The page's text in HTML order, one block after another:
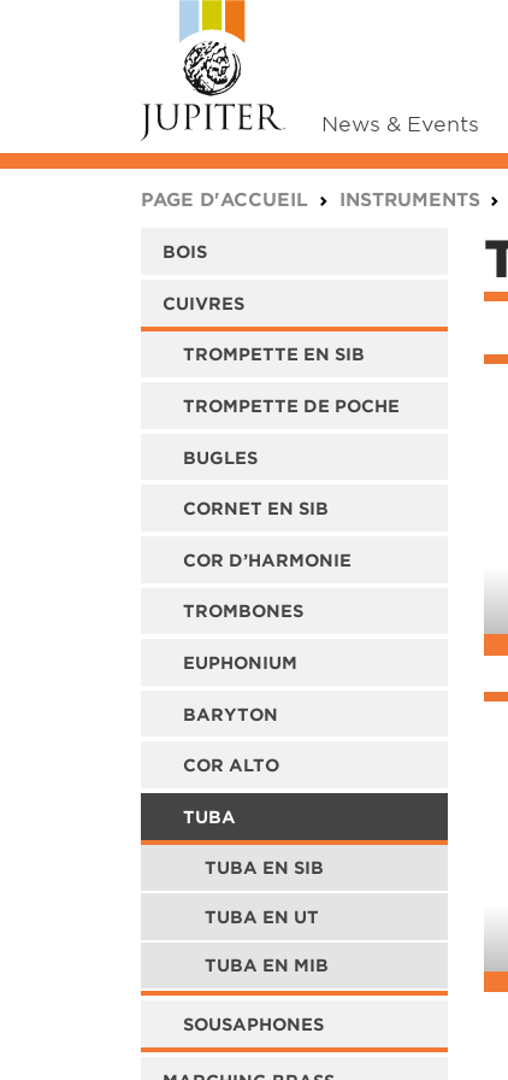
News & Events
PAGE D'ACCUEIL INSTRUMENTS
BOIS
CUIVRES
TROMPETTE EN SIB
TROMPETTE DE POCHE
BUGLES
CORNET EN SIB
COR D’HARMONIE
TROMBONES
EUPHONIUM
BARYTON
COR ALTO
TUBA
TUBA EN SIB
TUBA EN UT
TUBA EN MIB
SOUSAPHONES